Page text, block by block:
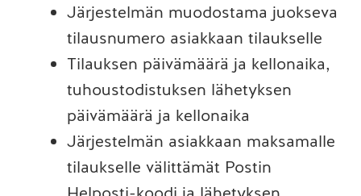
Järjestelmän muodostama juokseva
tilausnumero asiakkaan tilaukselle
Tilauksen päivämäärä ja kellonaika,
tuhoustodistuksen lähetyksen
päivämäärä ja kellonaika
Järjestelmän asiakkaan maksamalle
tilaukselle välittämät Postin